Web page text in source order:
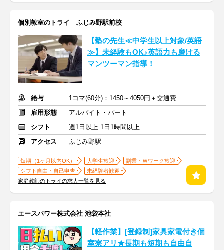
個別教室のトライ ふじみ野駅前校
【塾の先生≪中学生以上対象/英語
≫】未経験もOK♪英語力も磨ける
マンツーマン指導！
給与
1コマ(60分)：1450～4050円＋交通費
雇用形態
アルバイト・パート
シフト
週1日以上 1日1時間以上
アクセス
ふじみ野駅
短期（1ヶ月以内OK） 大学生歓迎
副業・Ｗワーク歓迎
シフト自由・自己申告
未経験者歓迎
家庭教師のトライの求人一覧を見る
エースパワー株式会社 池袋本社
【軽作業】[登録制]家具家電付き個
室寮アリ★長期も短期も自由自